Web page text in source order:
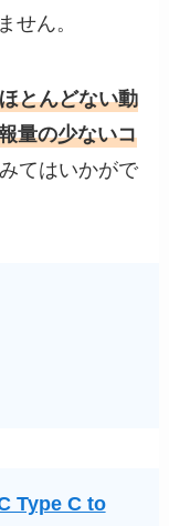
せん。
とんどない動
量の少ないコ
てはいかがで
Type C to